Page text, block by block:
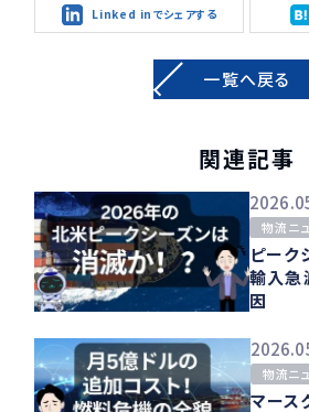
Linked inでシェアする
一覧へ戻る
関連記事
物流ニ
ピーク
輸入急
因
物流ニ
マース